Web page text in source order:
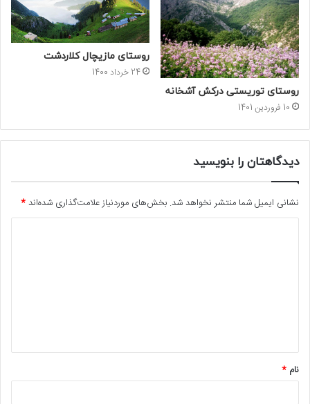
روستای توریستی درکش آشخانه
10 فروردین 1401
روستای مازیچال کلاردشت
24 خرداد 1400
دیدگاهتان را بنویسید
نشانی ایمیل شما منتشر نخواهد شد. بخش‌های موردنیاز علامت‌گذاری شده‌اند*
*
نام *